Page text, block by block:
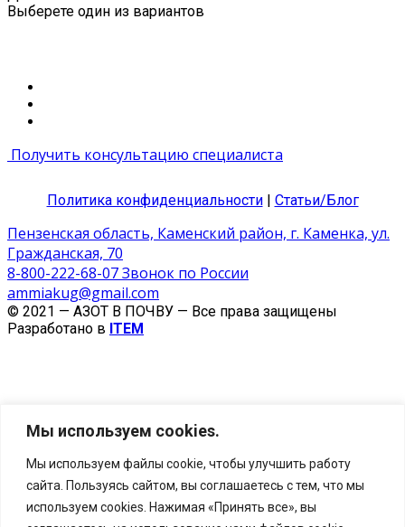
Мы используем cookies.
Мы используем файлы cookie, чтобы улучшить работу
сайта. Пользуясь сайтом, вы соглашаетесь с тем, что мы
используем cookies. Нажимая «Принять все», вы
Выберете один из вариантов
Получить консультацию специалиста
Политика конфиденциальности| Статьи/Блог
Пензенская область, Каменский район, г. Каменка, ул.
Гражданская, 70
8-800-222-68-07 Звонок по России
ammiakug@gmail.com
© 2021 — АЗОТ В ПОЧВУ — Все права защищены
Разработано в ITEM
Укажите Ваши имя, телефон